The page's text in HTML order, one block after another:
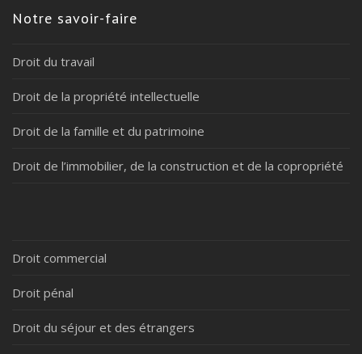
Notre savoir-faire
Droit du travail
Droit de la propriété intellectuelle
Droit de la famille et du patrimoine
Droit de l’immobilier, de la construction et de la copropriété
Droit commercial
Droit pénal
Droit du séjour et des étrangers